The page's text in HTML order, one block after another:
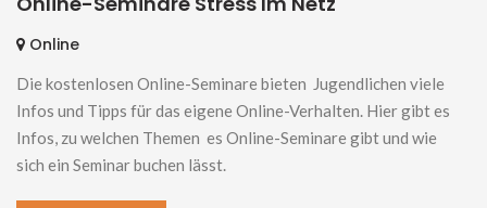
Online
Die kostenlosen Online-Seminare bieten Jugendlichen viele
Infos und Tipps für das eigene Online-Verhalten. Hier gibt es
Infos, zu welchen Themen es Online-Seminare gibt und wie
sich ein Seminar buchen lässt.